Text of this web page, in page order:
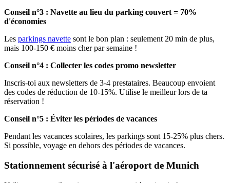
Conseil n°3 : Navette au lieu du parking couvert = 70%
d'économies
Les parkings navette sont le bon plan : seulement 20 min de plus,
mais 100-150 € moins cher par semaine !
Conseil n°4 : Collecter les codes promo newsletter
Inscris-toi aux newsletters de 3-4 prestataires. Beaucoup envoient
des codes de réduction de 10-15%. Utilise le meilleur lors de ta
réservation !
Conseil n°5 : Éviter les périodes de vacances
Pendant les vacances scolaires, les parkings sont 15-25% plus chers.
Si possible, voyage en dehors des périodes de vacances.
Stationnement sécurisé à l'aéroport de Munich